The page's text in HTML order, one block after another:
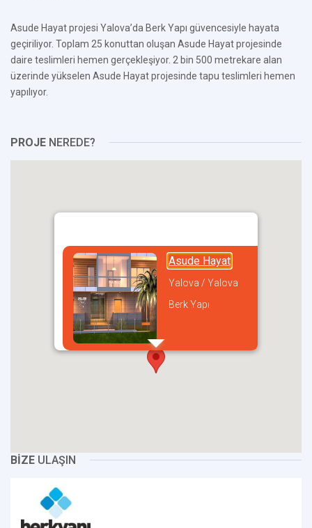
Asude Hayat projesi Yalova’da Berk Yapı güvencesiyle hayata
geçiriliyor. Toplam 25 konuttan oluşan Asude Hayat projesinde
daire teslimleri hemen gerçekleşiyor. 2 bin 500 metrekare alan
üzerinde yükselen Asude Hayat projesinde tapu teslimleri hemen
yapılıyor.
PROJE NEREDE?
Asude Hayat
Yalova / Yalova
Berk Yapı
BİZE ULAŞIN